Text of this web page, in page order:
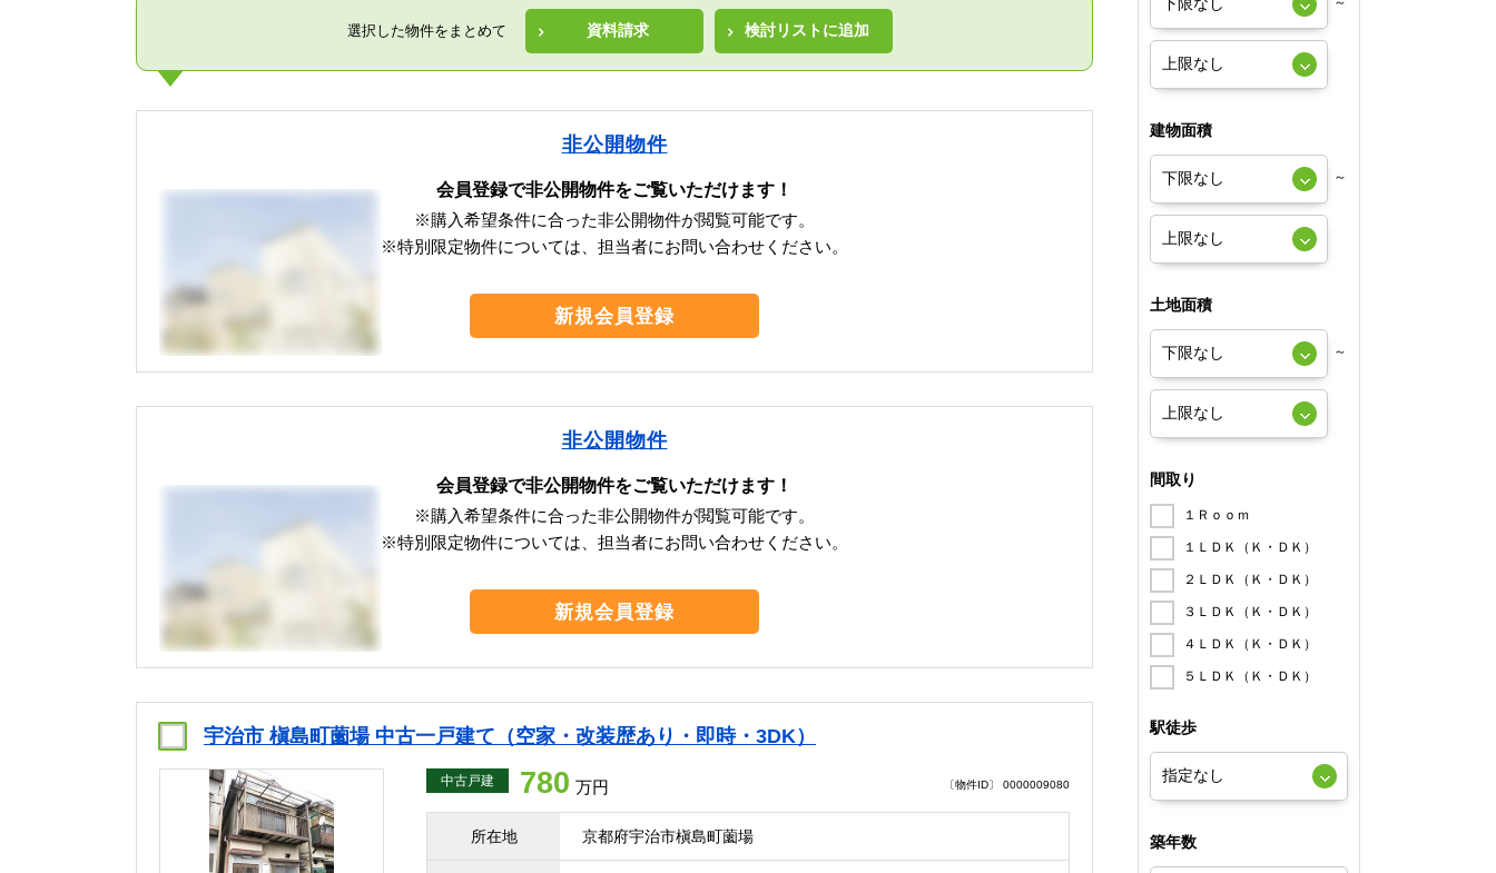
選択した物件をまとめて 資料請求 検討リストに追加
非公開物件
会員登録で非公開物件をご覧いただけます！
※購入希望条件に合った非公開物件が閲覧可能です。
※特別限定物件については、担当者にお問い合わせください。
新規会員登録
非公開物件
会員登録で非公開物件をご覧いただけます！
※購入希望条件に合った非公開物件が閲覧可能です。
※特別限定物件については、担当者にお問い合わせください。
新規会員登録
宇治市 槇島町薗場 中古一戸建て（空家・改装歴あり・即時・3DK）
〔物件ID〕 0000009080
中古戸建 780 万円
所在地 京都府宇治市槇島町薗場
建物面積
～
土地面積
～
間取り
１Ｒｏｏｍ
１ＬＤＫ（Ｋ・ＤＫ）
２ＬＤＫ（Ｋ・ＤＫ）
３ＬＤＫ（Ｋ・ＤＫ）
４ＬＤＫ（Ｋ・ＤＫ）
５ＬＤＫ（Ｋ・ＤＫ）
駅徒歩
築年数